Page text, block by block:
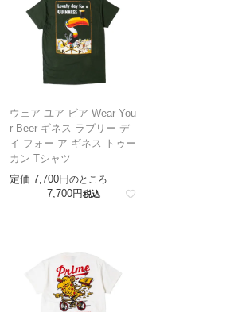
ウェア ユア ビア Wear You
r Beer ギネス ラブリー デ
イ フォー ア ギネス トゥー
カン Tシャツ
定価 7,700 のところ
7,700 税込